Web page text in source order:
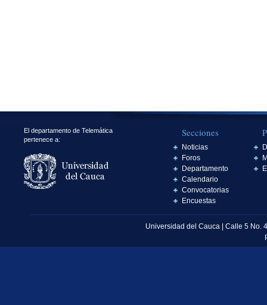
El departamento de Telemática
pertenece a:
Secciones
Noticias
Foros
Departamento
Calendario
Convocatorias
Encuestas
Universidad del Cauca | Calle 5 No.